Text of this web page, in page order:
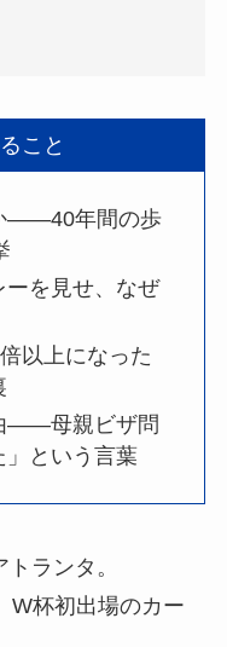
こと
——40年間の歩
ーを見せ、なぜ
以上になった
——母親ビザ問
」という言葉
ランタ。
W杯初出場のカー